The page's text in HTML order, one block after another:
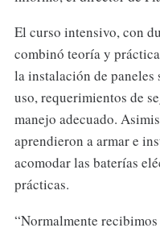
El curso intensivo, con
combinó teoría y
la instalación de
uso, requerimientos de
manejo adecuado.
aprendieron a armar e
acomodar las baterías
prácticas.
“Normalmente